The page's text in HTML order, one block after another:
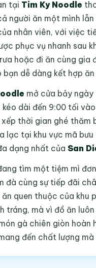
tại Tim Ky Noodle
người ăn một mình
nhân viên, với việc
phục vụ nhanh sau
hoặc đi ăn cùng gia
bạn dễ dàng kết hợp
mở cửa bảy
kéo dài đến 9:00 tối
thời gian ghé thăm
lạc tại khu vực mã
dạng nhất của San
tìm một tiệm mì
đà cùng sự tiếp đãi
ăn quen thuộc của khu
tráng, mà vì đồ ăn
gà chiên giòn hoàn
đến chất lượng